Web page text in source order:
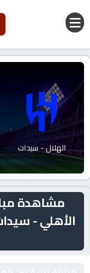
الهلال - سيدات
مشاهدة